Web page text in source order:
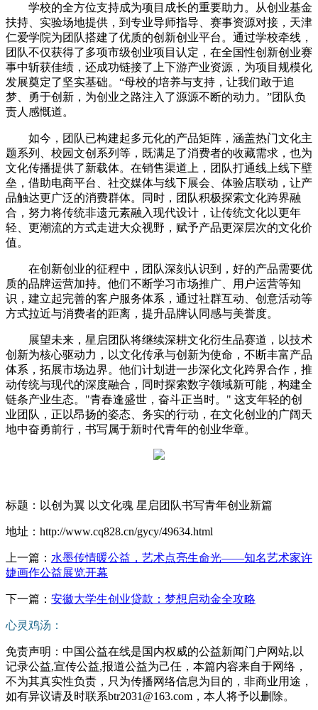
学校的全方位支持成为项目成长的重要助力。从创业基金
扶持、实验场地提供，到专业导师指导、赛事资源对接，天津
仁爱学院为团队搭建了优质的创新创业平台。通过学校牵线，
团队不仅获得了多项市级创业项目认定，在全国性创新创业赛
事中斩获佳绩，还成功链接了上下游产业资源，为项目规模化
发展奠定了坚实基础。“母校的培养与支持，让我们敢于追
梦、勇于创新，为创业之路注入了源源不断的动力。”团队负
责人感慨道。
如今，团队已构建起多元化的产品矩阵，涵盖热门文化主
题系列、校园文创系列等，既满足了消费者的收藏需求，也为
文化传播提供了新载体。在销售渠道上，团队打通线上线下壁
垒，借助电商平台、社交媒体与线下展会、体验店联动，让产
品触达更广泛的消费群体。同时，团队积极探索文化跨界融
合，努力将传统非遗元素融入现代设计，让传统文化以更年
轻、更潮流的方式走进大众视野，赋予产品更深层次的文化价
值。
在创新创业的征程中，团队深刻认识到，好的产品需要优
质的品牌运营加持。他们不断学习市场推广、用户运营等知
识，建立起完善的客户服务体系，通过社群互动、创意活动等
方式拉近与消费者的距离，提升品牌认同感与美誉度。
展望未来，星启团队将继续深耕文化衍生品赛道，以技术
创新为核心驱动力，以文化传承与创新为使命，不断丰富产品
体系，拓展市场边界。他们计划进一步深化文化跨界合作，推
动传统与现代的深度融合，同时探索数字领域新可能，构建全
链条产业生态。"青春逢盛世，奋斗正当时。" 这支年轻的创
业团队，正以昂扬的姿态、务实的行动，在文化创业的广阔天
地中奋勇前行，书写属于新时代青年的创业华章。
标题：以创为翼 以文化魂 星启团队书写青年创业新篇
地址：http://www.cq828.cn/gycy/49634.html
上一篇： 水墨传情暖公益，艺术点亮生命光——知名艺术家许
婕画作公益展览开幕
下一篇： 安徽大学生创业贷款：梦想启动金全攻略
心灵鸡汤：
免责声明：中国公益在线是国内权威的公益新闻门户网站,以
记录公益,宣传公益,报道公益为己任，本篇内容来自于网络，
不为其真实性负责，只为传播网络信息为目的，非商业用途，
如有异议请及时联系btr2031@163.com，本人将予以删除。